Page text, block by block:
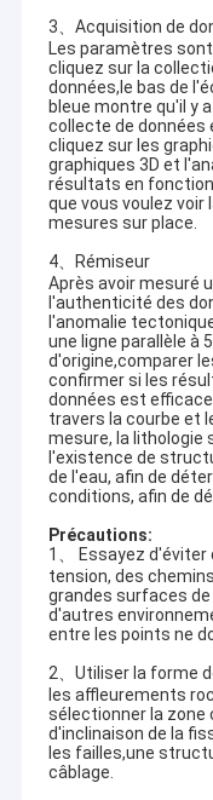
3、Acquisition de
Les paramètres
cliquez sur la
données,le bas de
bleue montre qu'il y
collecte de
cliquez sur les
graphiques 3D et
résultats en
que vous voulez
mesures sur place.
4、Rémiseur
Après avoir mesuré
l'authenticité des
l'anomalie
une ligne parallèle à
d'origine,comparer
confirmer si les
données est
travers la courbe et
mesure, la lithologie
l'existence de
de l'eau, afin de
conditions, afin de
Précautions:
1、 Essayez
tension, des
grandes surfaces
d'autres
entre les points ne
2、Utiliser la forme
les affleurements
sélectionner la zone
d'inclinaison de la
les failles,une
câblage.